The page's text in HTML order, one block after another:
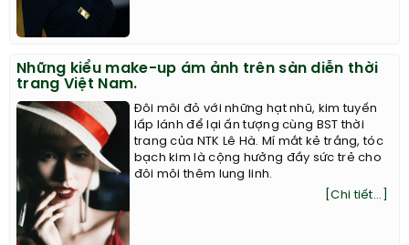
Những kiểu make-up ám ảnh trên sàn diễn thời
trang Việt Nam.
Đôi môi đỏ với những hạt nhũ, kim tuyến
lấp lánh để lại ấn tượng cùng BST thời
trang của NTK Lê Hà. Mí mắt kẻ trắng, tóc
bạch kim là cộng hưởng đầy sức trẻ cho
đôi môi thêm lung linh.
[Chi tiết...]